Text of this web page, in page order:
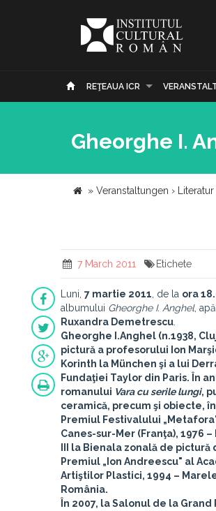
REŢEAUA ICR
Gheorghe I.
» Veranstaltungen › Literatur
7 March 2011 Etichete
Luni, 7 martie 2011 , de la ora
albumului Gheorghe I. Anghel,
Ruxandra Demetrescu
Gheorghe I.Anghel (n.1938,
pictură a profesorului Ion
Korinth la München şi a lui
Fundaţiei Taylor din Paris. În
romanului Vara cu serile lungi,
ceramică, precum şi obiecte,
Premiul Festivalului
Canes-sur-Mer (Franţa), 1976
III la Bienala zonală de
Premiul „Ion Andreescu" al
Artiştilor Plastici, 1994 –
România.
În 2007, la Salonul de la